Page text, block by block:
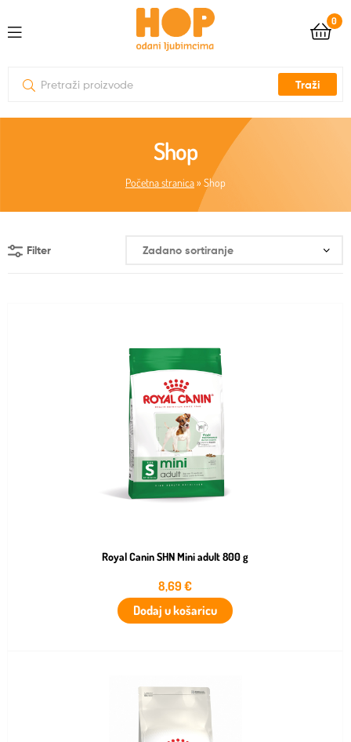
0
Traži
Shop
Početna stranica» Shop
Filter
Royal Canin SHN Mini adult 800 g
8,69€
Dodaj u košaricu